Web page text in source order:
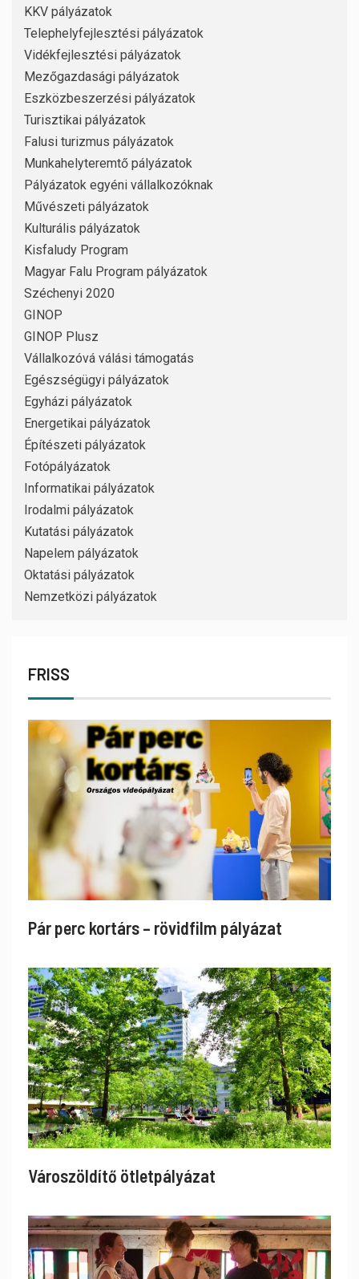
KKV pályázatok
Telephelyfejlesztési pályázatok
Vidékfejlesztési pályázatok
Mezőgazdasági pályázatok
Eszközbeszerzési pályázatok
Turisztikai pályázatok
Falusi turizmus pályázatok
Munkahelyteremtő pályázatok
Pályázatok egyéni vállalkozóknak
Művészeti pályázatok
Kulturális pályázatok
Kisfaludy Program
Magyar Falu Program pályázatok
Széchenyi 2020
GINOP
GINOP Plusz
Vállalkozóvá válási támogatás
Egészségügyi pályázatok
Egyházi pályázatok
Energetikai pályázatok
Építészeti pályázatok
Fotópályázatok
Informatikai pályázatok
Irodalmi pályázatok
Kutatási pályázatok
Napelem pályázatok
Oktatási pályázatok
Nemzetközi pályázatok
FRISS
Pár perc kortárs – rövidfilm pályázat
Városzöldítő ötletpályázat